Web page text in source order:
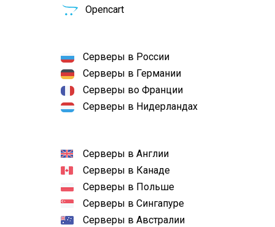
Opencart
Серверы в России
Серверы в Германии
Серверы во Франции
Серверы в Нидерландах
Серверы в Англии
Серверы в Канаде
Серверы в Польше
Серверы в Сингапуре
Серверы в Австралии